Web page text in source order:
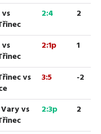
2:4 2
2:1p 1
vs
3:5 -2
vs
2:3p 2